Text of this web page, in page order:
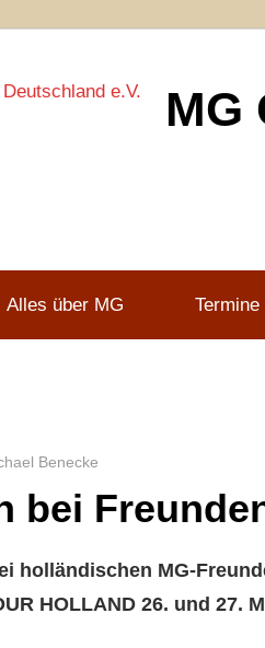
MG
Alles über MG
Benecke
bei
holländischen MG-
HOLLAND 26. und 27.